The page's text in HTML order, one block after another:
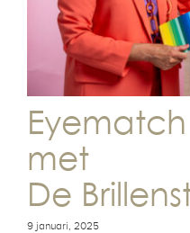
Wie is de
met
De
9 januari, 2025